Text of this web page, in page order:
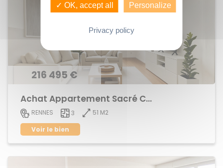
216 495 €
Achat Appartement Sacré Coeur
RENNES 3
51 M2
Voir le bien
✓ OK, accept all Personalize
Privacy policy